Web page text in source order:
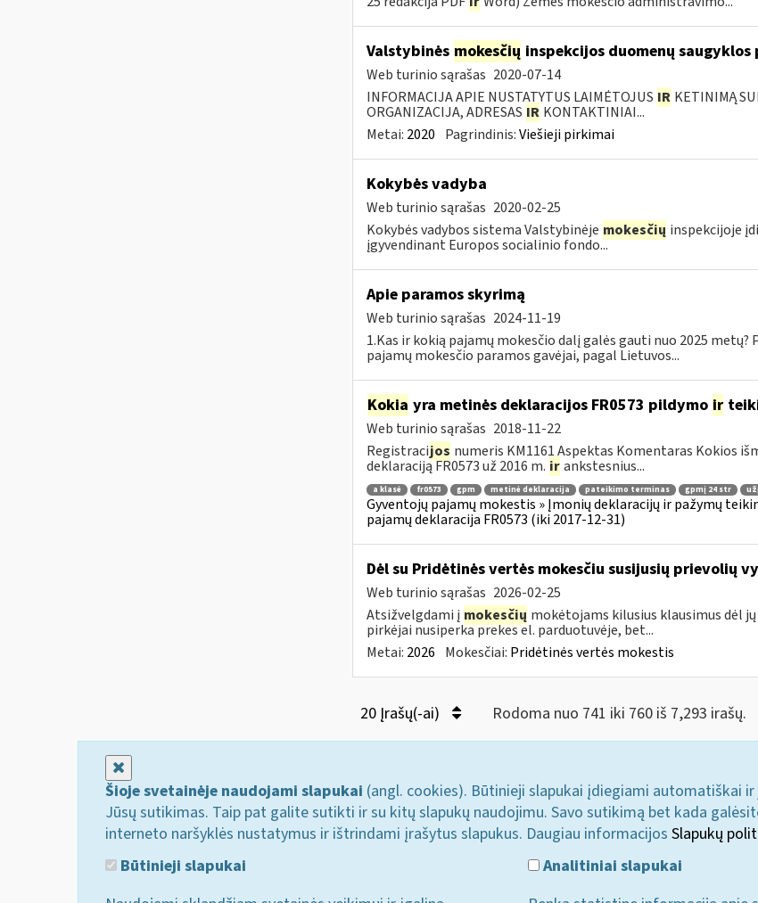
Valstybinės mokesčių inspekcijos duomenų
Web turinio sąrašas 2020-07-14
INFORMACIJA APIE NUSTATYTUS LAIMĖTOJUS IR KETINIMĄ
ORGANIZACIJA, ADRESAS IR KONTAKTINIAI...
Metai: 2020 Pagrindinis:Viešieji pirkimai
Kokybės vadyba
Web turinio sąrašas 2020-02-25
Kokybės vadybos sistema Valstybinėje mokesčių inspekcijoje
įgyvendinant Europos socialinio fondo...
Apie paramos skyrimą
Web turinio sąrašas 2024-11-19
1.Kas ir kokią pajamų mokesčio dalį galės gauti nuo 2025 metų?
pajamų mokesčio paramos gavėjai, pagal Lietuvos...
Kokia yra metinės deklaracijos FR0573 pildymo ir
Web turinio sąrašas 2018-11-22
Registracijos numeris KM1161 Aspektas Komentaras Kokios
deklaraciją FR0573 už 2016 m. ir ankstesnius...
a klasė fr0573 gpm metinė deklaracija pateikimo terminas gpmį 24 str
Gyventojų pajamų mokestis » Įmonių deklaracijų ir pažymų
pajamų deklaracija FR0573 (iki 2017-12-31)
Dėl su Pridėtinės vertės mokesčiu susijusių prievolių
Web turinio sąrašas 2026-02-25
Atsižvelgdami į mokesčių mokėtojams kilusius klausimus dėl
pirkėjai nusiperka prekes el. parduotuvėje, bet...
Metai: 2026 Mokesčiai: Pridėtinės vertės mokestis
20 Įrašų(-ai) Rodoma nuo 741 iki 760 iš 7,293 irašų.
Šioje svetainėje naudojami slapukai (angl. cookies). Būtinieji slapukai įdiegiami automatiškai
Jūsų sutikimas. Taip pat galite sutikti ir su kitų slapukų naudojimu. Savo sutikimą bet kada
interneto naršyklės nustatymus ir ištrindami įrašytus slapukus. Daugiau informacijos Slapukų
Būtinieji slapukai
Analitiniai slapukai